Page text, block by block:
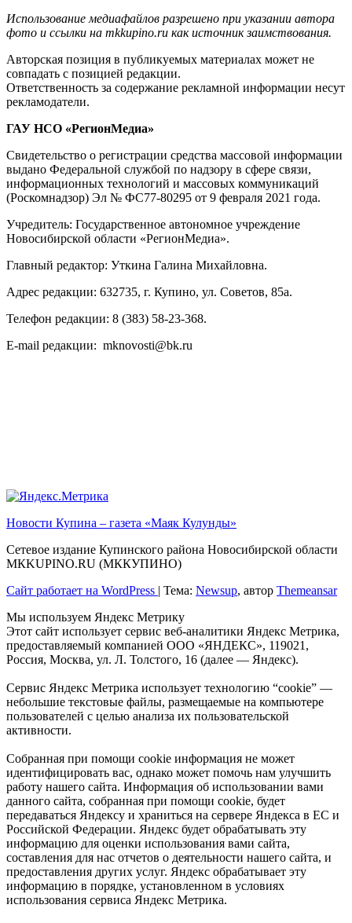
Использование медиафайлов разрешено при указании автора
фото и ссылки на mkkupino.ru как источник заимствования.
Авторская позиция в публикуемых материалах может не
совпадать с позицией редакции.
Ответственность за содержание рекламной информации несут
рекламодатели.
ГАУ НСО «РегионМедиа»
Свидетельство о регистрации средства массовой информации
выдано Федеральной службой по надзору в сфере связи,
информационных технологий и массовых коммуникаций
(Роскомнадзор) Эл № ФС77-80295 от 9 февраля 2021 года.
Учредитель: Государственное автономное учреждение
Новосибирской области «РегионМедиа».
Главный редактор: Уткина Галина Михайловна.
Адрес редакции: 632735, г. Купино, ул. Советов, 85а.
Телефон редакции: 8 (383) 58-23-368.
E-mail редакции: mknovosti@bk.ru
Новости Купина – газета «Маяк Кулунды»
Сетевое издание Купинского района Новосибирской области
МКKUPINO.RU (МККУПИНО)
Сайт работает на WordPress
Тема: Newsup, автор Themeansar
Мы используем Яндекс Метрику
Этот сайт использует сервис веб-аналитики Яндекс Метрика,
предоставляемый компанией ООО «ЯНДЕКС», 119021,
Россия, Москва, ул. Л. Толстого, 16 (далее — Яндекс).
Сервис Яндекс Метрика использует технологию “cookie” —
небольшие текстовые файлы, размещаемые на компьютере
пользователей с целью анализа их пользовательской
активности.
Собранная при помощи cookie информация не может
идентифицировать вас, однако может помочь нам улучшить
работу нашего сайта. Информация об использовании вами
данного сайта, собранная при помощи cookie, будет
передаваться Яндексу и храниться на сервере Яндекса в ЕС и
Российской Федерации. Яндекс будет обрабатывать эту
информацию для оценки использования вами сайта,
составления для нас отчетов о деятельности нашего сайта, и
предоставления других услуг. Яндекс обрабатывает эту
информацию в порядке, установленном в условиях
использования сервиса Яндекс Метрика.